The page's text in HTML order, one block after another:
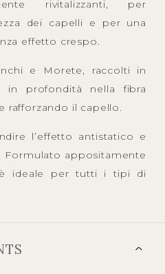
rivitalizzanti, per
dei capelli e per una
effetto crespo.
e Morete, raccolti in
in profondità nella fibra
rafforzando il capello.
l’effetto antistatico e
Formulato appositamente
è ideale per tutti i tipi di